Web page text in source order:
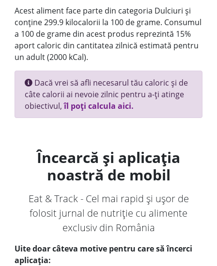
Acest aliment face parte din categoria Dulciuri și
conține 299.9 kilocalorii la 100 de grame. Consumul
a 100 de grame din acest produs reprezintă 15%
aport caloric din cantitatea zilnică estimată pentru
un adult (2000 kCal).
Dacă vrei să afli necesarul tău caloric și de
câte calorii ai nevoie zilnic pentru a-ți atinge
obiectivul,îl poți calcula aici.
Încearcă și aplicația
noastră de mobil
Eat & Track - Cel mai rapid și ușor de
folosit jurnal de nutriție cu alimente
exclusiv din România
Uite doar câteva motive pentru care să încerci
aplicația: